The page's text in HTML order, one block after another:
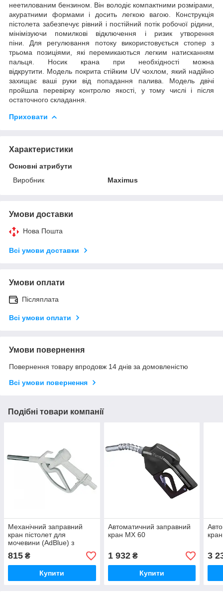
неетилованим бензином. Він володіє компактними розмірами,
акуратними формами і досить легкою вагою. Конструкція
пістолета забезпечує рівний і постійний потік робочої рідини,
мінімізуючи помилкові відключення і ризик утворення
піни. Для регулювання потоку використовується стопер з
трьома позиціями, які перемикаються легким натисканням
пальця. Носик крана при необхідності можна
відкрутити. Модель покрита стійким UV чохлом, який надійно
захищає ваші руки від попадання палива. Модель двічі
пройшла перевірку контролю якості, у тому числі і після
остаточного складання.
Приховати
Характеристики
Основні атрибути
Виробник
Maximus
Умови доставки
Нова Пошта
Всі умови доставки
Умови оплати
Післяплата
Всі умови оплати
Умови повернення
Повернення товару впродовж 14 днів за домовленістю
Всі умови повернення
Подібні товари компанії
Механічний заправний
кран пістолет для
мочевини (AdBlue) з
металевим носиком
815 ₴
Купити
Автоматичний заправний
кран МX 60
1 932₴
Купити
3